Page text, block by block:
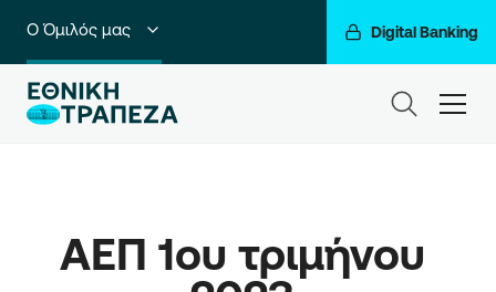
Ο Όμιλός μας Digital Banking
Ιδιώτες
Business Banking
ΑΕΠ 1ου τριμήνου